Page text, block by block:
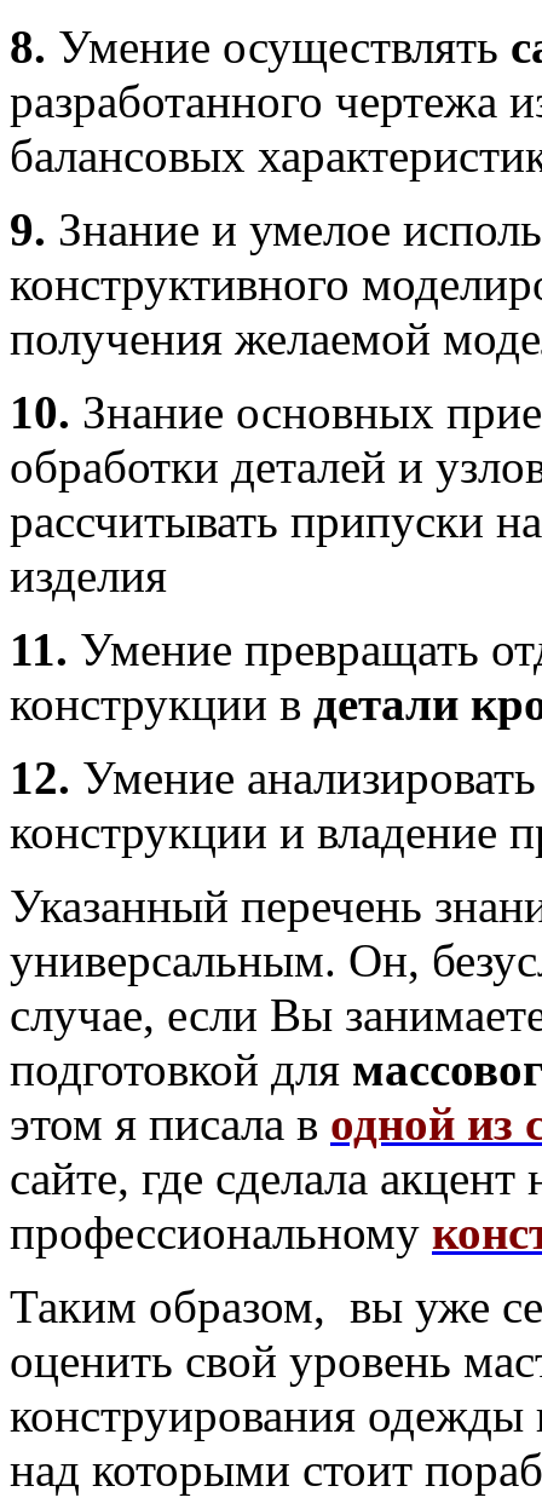
8. Умение осуществлять
разработанного чертежа
балансовых
9. Знание и умелое
конструктивного
получения желаемой
10. Знание основных
обработки деталей и
рассчитывать припуски
изделия
11. Умение превращать
конструкции в детали
12. Умение
конструкции и владение
Указанный перечень
универсальным. Он,
случае, если Вы
подготовкой для
этом я писала в одной из
сайте, где сделала
профессиональному
Таким образом, вы уже
оценить свой уровень
конструирования одежды
над которыми стоит